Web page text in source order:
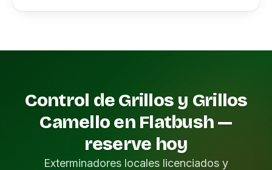
Control de Grillos y Grillos
Camello en Flatbush —
reserve hoy
Exterminadores locales licenciados y